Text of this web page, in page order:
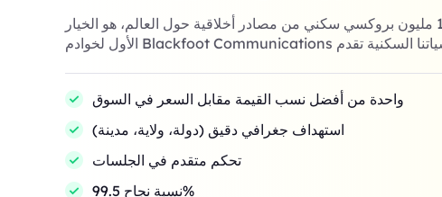
مع أكثر من 100 مليون بروكسي سكني من مصادر أخلاقية حول العالم، هو الخيار
واحدة من أفضل نسب القيمة مقابل السعر في السوق
استهداف جغرافي دقيق (دولة، ولاية، مدينة)
تحكم متقدم في الجلسات
نسبة نجاح 99.5%